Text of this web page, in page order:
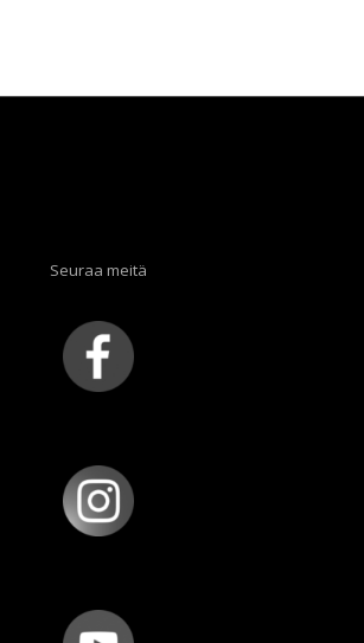
Seuraa meitä